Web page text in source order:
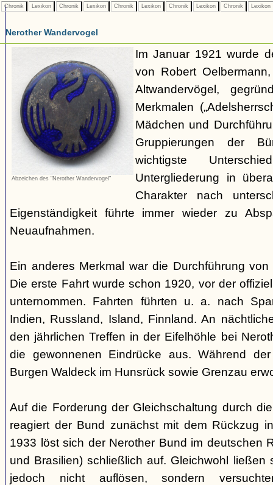
Chronik Lexikon Chronik Lexikon Chronik Lexikon Chronik Lexikon Chronik Lexikon
Nerother Wandervogel
Abzeichen des "Nerother Wandervogel"
Im Januar 1921 wurde
von Robert
Altwandervögel,
Merkmalen
Mädchen und
Gruppierungen der
wichtigste
Untergliederung in
Charakter nach
Eigenständigkeit führte immer wieder zu
Neuaufnahmen.
Ein anderes Merkmal war die Durchführung
Die erste Fahrt wurde schon 1920, vor der
unternommen. Fahrten führten u. a. nach
Indien, Russland, Island, Finnland. An
den jährlichen Treffen in der Eifelhöhle bei
die gewonnenen Eindrücke aus. Während
Burgen Waldeck im Hunsrück sowie Grenzau
Auf die Forderung der Gleichschaltung durch
reagiert der Bund zunächst mit dem Rückzug
1933 löst sich der Nerother Bund im deutschen
und Brasilien) schließlich auf. Gleichwohl ließen
jedoch nicht auflösen, sondern